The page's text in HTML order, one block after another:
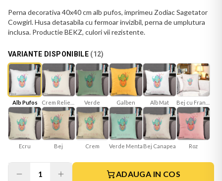
Perna decorativa 40x40 cm alb pufos, imprimeu Zodiac Sagetator
Cowgirl. Husa detasabila cu fermoar invizibil, perna de umplutura
inclusa. Productie BEKZ, culori vii rezistente.
VARIANTE DISPONIBILE (12)
Alb Pufos Verde Galben Alb Mat
Ecru Bej Crem Verde Menta Bej Canapea Roz
1 ADAUGA IN COS